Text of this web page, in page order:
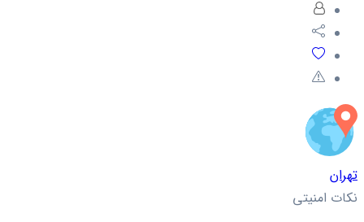
تهران
نکات امنیتی